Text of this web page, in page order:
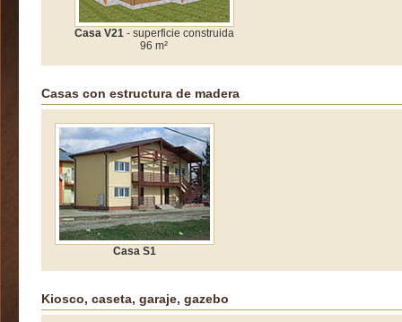
Casa V21- superficie construida
96 m²
Casas con estructura de madera
Casa S1
Kiosco, caseta, garaje, gazebo